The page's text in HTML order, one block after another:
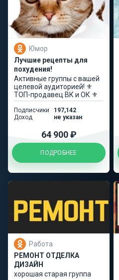
Юмор
Лучшие рецепты для
похудения!
Активные группы с вашей
целевой аудиторией! ⚜️
ТОП-продавец ВК и ОК ⚜️
Подписчики
197,142
Доход
не указан
64 900 ₽
ПОДРОБНЕЕ
Работа
РЕМОНТ ОТДЕЛКА
ДИЗАЙН
хорошая старая группа